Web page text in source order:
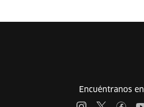
Encuéntranos en